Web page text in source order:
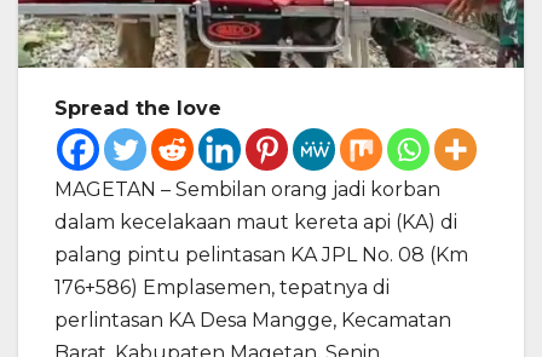
Spread the love
MAGETAN – Sembilan orang jadi korban
dalam kecelakaan maut kereta api (KA) di
palang pintu pelintasan KA JPL No. 08 (Km
176+586) Emplasemen, tepatnya di
perlintasan KA Desa Mangge, Kecamatan